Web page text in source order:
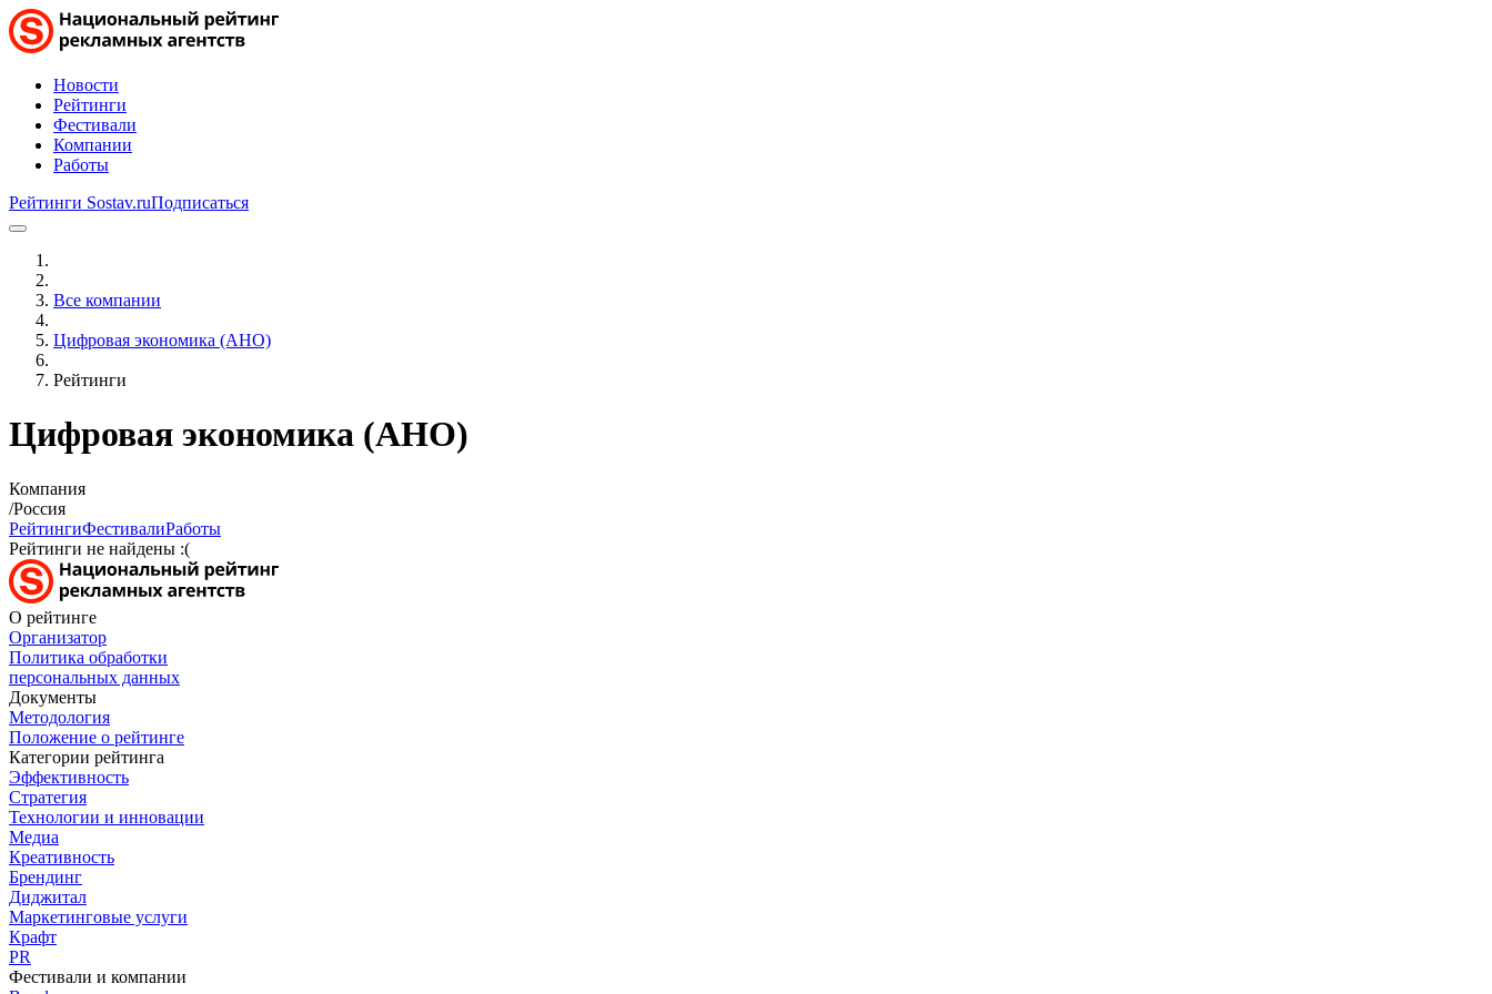
Новости
Рейтинги
Фестивали
Компании
Работы
Рейтинги Sostav.ruПодписаться
Все компании
Цифровая экономика (АНО)
Рейтинги
Цифровая экономика (АНО)
Компания
/Россия
РейтингиФестивалиРаботы
Рейтинги не найдены :(
О рейтинге
Организатор
Политика обработки
персональных данных
Документы
Методология
Положение о рейтинге
Категории рейтинга
Эффективность
Стратегия
Технологии и инновации
Медиа
Креативность
Брендинг
Диджитал
Маркетинговые услуги
Крафт
PR
Фестивали и компании